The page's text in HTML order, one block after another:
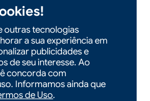
outras tecnologias
a sua experiência em
publicidades e
de seu interesse. Ao
concorda com
Informamos ainda que
de Uso.
entrega o maior investimento
município